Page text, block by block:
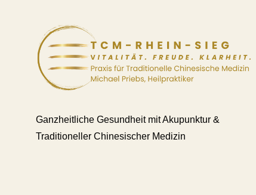
Ganzheitliche Gesundheit mit Akupunktur &
Traditioneller Chinesischer Medizin